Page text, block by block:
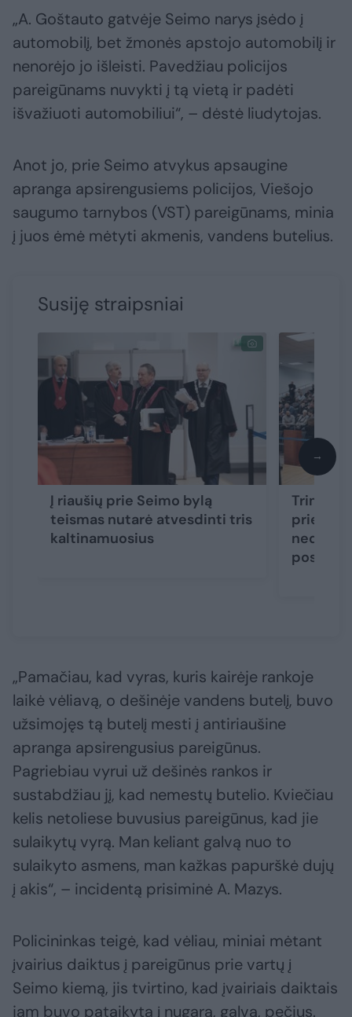
„A. Goštauto gatvėje Seimo narys įsėdo į
automobilį, bet žmonės apstojo automobilį ir
nenorėjo jo išleisti. Pavedžiau policijos
pareigūnams nuvykti į tą vietą ir padėti
išvažiuoti automobiliui“, – dėstė liudytojas.
Anot jo, prie Seimo atvykus apsaugine
apranga apsirengusiems policijos, Viešojo
saugumo tarnybos (VST) pareigūnams, minia
į juos ėmė mėtyti akmenis, vandens butelius.
Susiję straipsniai
Į riaušių prie Seimo bylą
teismas nutarė atvesdinti tris
kaltinamuosius
Trims
prie
→
„Pamačiau, kad vyras, kuris kairėje rankoje
laikė vėliavą, o dešinėje vandens butelį, buvo
užsimojęs tą butelį mesti į antiriaušine
apranga apsirengusius pareigūnus.
Pagriebiau vyrui už dešinės rankos ir
sustabdžiau jį, kad nemestų butelio. Kviečiau
kelis netoliese buvusius pareigūnus, kad jie
sulaikytų vyrą. Man keliant galvą nuo to
sulaikyto asmens, man kažkas papurškė dujų
į akis“, – incidentą prisiminė A. Mazys.
Policininkas teigė, kad vėliau, miniai mėtant
įvairius daiktus į pareigūnus prie vartų į
Seimo kiemą, jis tvirtino, kad įvairiais daiktais
jam buvo pataikyta į nugarą, galvą, pečius.